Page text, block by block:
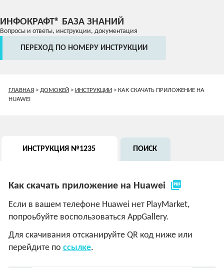
ИНФОКРАФТ® БАЗА ЗНАНИЙ
Вопросы и ответы, инструкции, документация
ПЕРЕХОД ПО НОМЕРУ ИНСТРУКЦИИ
ГЛАВНАЯ> ДОМОКЕЙ> ИНСТРУКЦИИ> КАК СКАЧАТЬ ПРИЛОЖЕНИЕ НА
HUAWEI
ИНСТРУКЦИЯ №1235 ПОИСК
Как скачать приложение на Huawei picture_as_pdf
Если в вашем телефоне Huawei нет PlayMarket,
попроьбуйте воспользоваться AppGallery.
Для скачивания отсканируйте QR код ниже или
перейдите по ссылке.